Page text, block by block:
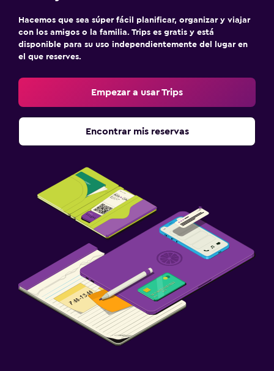
Hacemos que sea súper fácil planificar, organizar y viajar
con los amigos o la familia. Trips es gratis y está
disponible para su uso independientemente del lugar en
el que reserves.
Empezar a usar Trips
Encontrar mis reservas